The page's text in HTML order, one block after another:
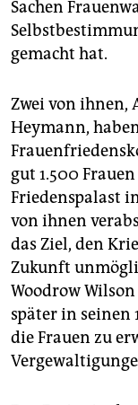
Sachen
gemacht hat.
Zwei von ihnen,
Heymann,
gut 1.500
Friedenspalast
von ihnen
das Ziel, den
Zukunft
Woodrow
später in seinen
die Frauen zu